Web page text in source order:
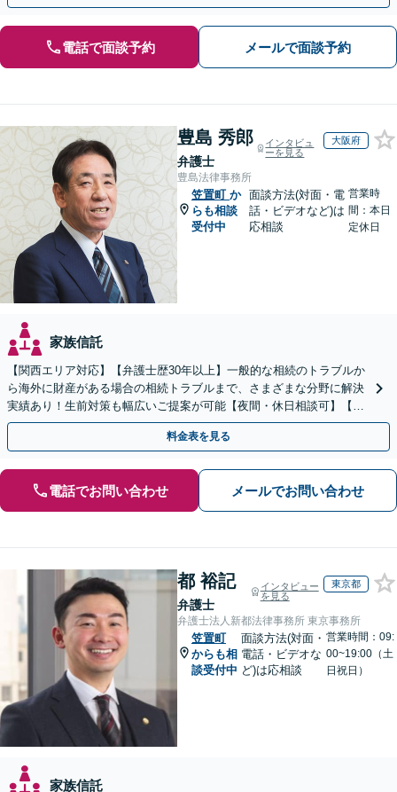
電話で面談予約 メールで面談予約
豊島 秀郎
弁護士
インタビュ
ーを見る
大阪府
豊島法律事務所
笠置町 か
らも相談
受付中
面談方法(対面・電
話・ビデオなど)は
応相談
営業時
間：本日
定休日
家族信託
【関西エリア対応】【弁護士歴30年以上】一般的な相続のトラブルか
ら海外に財産がある場合の相続トラブルまで、さまざまな分野に解決
実績あり！生前対策も幅広いご提案が可能【夜間・休日相談可】【完
全個室】
料金表を見る
電話でお問い合わせ メールでお問い合わせ
都 裕記
弁護士
インタビュー
を見る
東京都
弁護士法人新都法律事務所 東京事務所
笠置町
からも相
談受付中
面談方法(対面・
電話・ビデオな
ど)は応相談
営業時間：09:
00~19:00（土
日祝日）
家族信託